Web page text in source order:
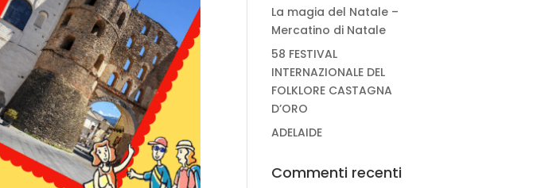
La magia del Natale –
Mercatino di Natale
58 FESTIVAL
INTERNAZIONALE DEL
FOLKLORE CASTAGNA
D’ORO
ADELAIDE
Commenti recenti